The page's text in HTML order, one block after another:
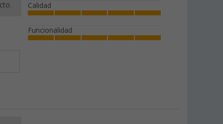
Calidad
Funcionalidad